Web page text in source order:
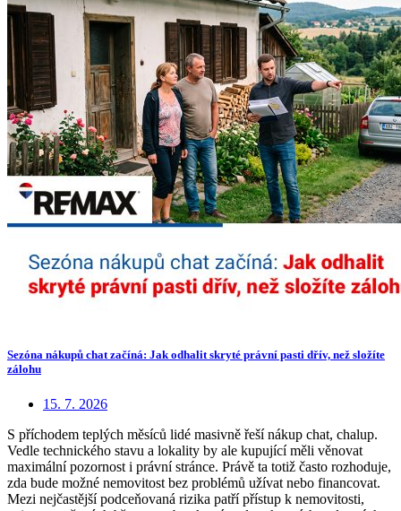
Sezóna nákupů chat začíná: Jak odhalit skryté právní pasti dřív, než složíte
zálohu
15. 7. 2026
S příchodem teplých měsíců lidé masivně řeší nákup chat, chalup.
Vedle technického stavu a lokality by ale kupující měli věnovat
maximální pozornost i právní stránce. Právě ta totiž často rozhoduje,
zda bude možné nemovitost bez problémů užívat nebo financovat.
Mezi nejčastější podceňovaná rizika patří přístup k nemovitosti,